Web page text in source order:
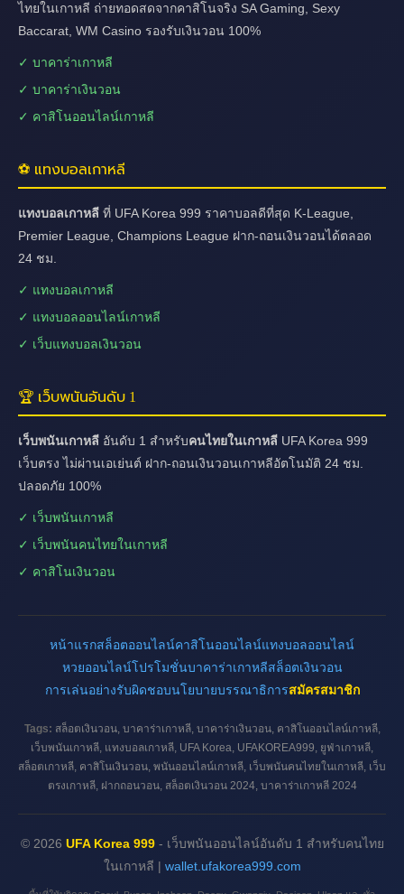
ไทยในเกาหลี ถ่ายทอดสดจากคาสิโนจริง SA Gaming, Sexy
Baccarat, WM Casino รองรับเงินวอน 100%
✓ บาคาร่าเกาหลี
✓ บาคาร่าเงินวอน
✓ คาสิโนออนไลน์เกาหลี
⚽ แทงบอลเกาหลี
แทงบอลเกาหลี ที่ UFA Korea 999 ราคาบอลดีที่สุด K-League,
Premier League, Champions League ฝาก-ถอนเงินวอนได้ตลอด
24 ชม.
✓ แทงบอลเกาหลี
✓ แทงบอลออนไลน์เกาหลี
✓ เว็บแทงบอลเงินวอน
🏆 เว็บพนันอันดับ 1
เว็บพนันเกาหลี อันดับ 1 สำหรับคนไทยในเกาหลี UFA Korea 999
เว็บตรง ไม่ผ่านเอเย่นต์ ฝาก-ถอนเงินวอนเกาหลีอัตโนมัติ 24 ชม.
ปลอดภัย 100%
✓ เว็บพนันเกาหลี
✓ เว็บพนันคนไทยในเกาหลี
✓ คาสิโนเงินวอน
หน้าแรกสล็อตออนไลน์คาสิโนออนไลน์แทงบอลออนไลน์
หวยออนไลน์โปรโมชั่นบาคาร่าเกาหลีสล็อตเงินวอน
การเล่นอย่างรับผิดชอบนโยบายบรรณาธิการสมัครสมาชิก
Tags: สล็อตเงินวอน, บาคาร่าเกาหลี, บาคาร่าเงินวอน, คาสิโนออนไลน์เกาหลี,
เว็บพนันเกาหลี, แทงบอลเกาหลี, UFA Korea, UFAKOREA999, ยูฟ่าเกาหลี,
สล็อตเกาหลี, คาสิโนเงินวอน, พนันออนไลน์เกาหลี, เว็บพนันคนไทยในเกาหลี, เว็บ
ตรงเกาหลี, ฝากถอนวอน, สล็อตเงินวอน 2024, บาคาร่าเกาหลี 2024
© 2026 UFA Korea 999- เว็บพนันออนไลน์อันดับ 1 สำหรับคนไทย
ในเกาหลี | wallet.ufakorea999.com